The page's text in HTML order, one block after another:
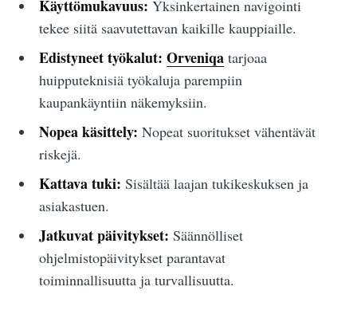
Käyttömukavuus: Yksinkertainen navigointi
tekee siitä saavutettavan kaikille kauppiaille.
Edistyneet työkalut: Orveniqatarjoaa
huipputeknisiä työkaluja parempiin
kaupankäyntiin näkemyksiin.
Nopea käsittely: Nopeat suoritukset vähentävät
riskejä.
Kattava tuki: Sisältää laajan tukikeskuksen ja
asiakastuen.
Jatkuvat päivitykset: Säännölliset
ohjelmistopäivitykset parantavat
toiminnallisuutta ja turvallisuutta.